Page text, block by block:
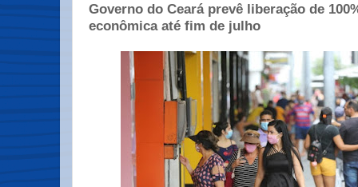
Governo do Ceará prevê liberação de
econômica até fim de julho